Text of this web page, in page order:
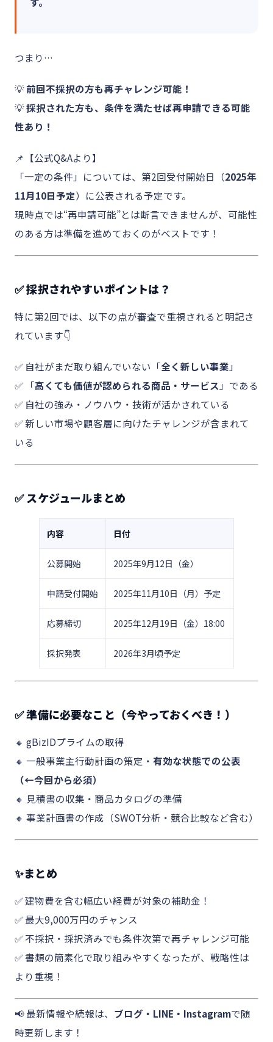
つまり…
💡前回不採択の方も再チャレンジ可能！
💡採択された方も、条件を満たせば再申請できる可能
性あり！
📌【公式Q&Aより】
「一定の条件」については、第2回受付開始日（2025年
11月10日予定）に公表される予定です。
現時点では“再申請可能”とは断言できませんが、可能性
のある方は準備を進めておくのがベストです！
✅ 採択されやすいポイントは？
特に第2回では、以下の点が審査で重視されると明記さ
れています👇
✅ 自社がまだ取り組んでいない「全く新しい事業 」
✅ 「高くても価値が認められる商品・サービス 」である
✅ 自社の強み・ノウハウ・技術が活かされている
✅ 新しい市場や顧客層に向けたチャレンジが含まれて
いる
✅ スケジュールまとめ
内容 日付
公募開始 2025年9月12日（金）
申請受付開始 2025年11月10日（月）予定
応募締切 2025年12月19日（金）18:00
採択発表 2026年3月頃予定
✅ 準備に必要なこと（今やっておくべき！）
🔸 gBizIDプライムの取得
🔸 一般事業主行動計画の策定・ 有効な状態での公表
（←今回から必須）
🔸 見積書の収集・商品カタログの準備
🔸 事業計画書の作成（SWOT分析・競合比較など含む）
✨まとめ
✅ 建物費を含む幅広い経費が対象の補助金！
✅ 最大9,000万円のチャンス
✅ 不採択・採択済みでも条件次第で再チャレンジ可能
✅ 書類の簡素化で取り組みやすくなったが、戦略性は
より重視！
📢 最新情報や続報は、 ブログ・LINE・Instagramで随
時更新します！